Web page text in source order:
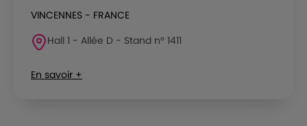
VINCENNES - FRANCE
Hall 1 - Allée D - Stand n° 1411
En savoir +